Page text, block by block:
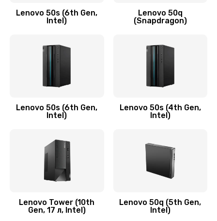
Заказать
Замена модуля HDMI
590 руб.
Замена задней крышки устройства
Замена микросхемы (звук, контроллер,
процессор)
Lenovo 50s (6th Gen,
Intel)
Lenovo 50q
(Snapdragon)
Lenovo 50s (6th Gen,
Intel)
Lenovo 50s (4th Gen,
Intel)
Lenovo Tower (10th
Gen, 17 л, Intel)
Lenovo 50q (5th Gen,
Intel)